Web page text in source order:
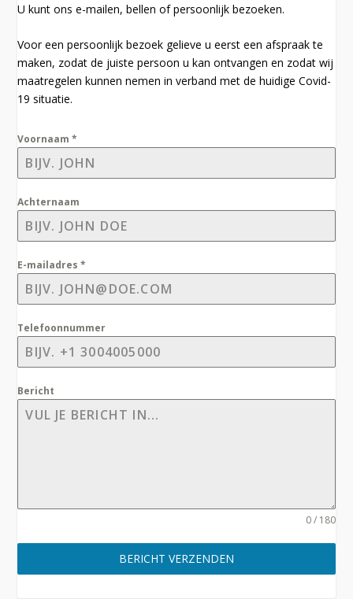
U kunt ons e-mailen, bellen of persoonlijk bezoeken.
Voor een persoonlijk bezoek gelieve u eerst een afspraak te
maken, zodat de juiste persoon u kan ontvangen en zodat wij
maatregelen kunnen nemen in verband met de huidige Covid-
19 situatie.
Voornaam*
Achternaam
E-mailadres*
Telefoonnummer
Bericht
0 / 180
BERICHT VERZENDEN